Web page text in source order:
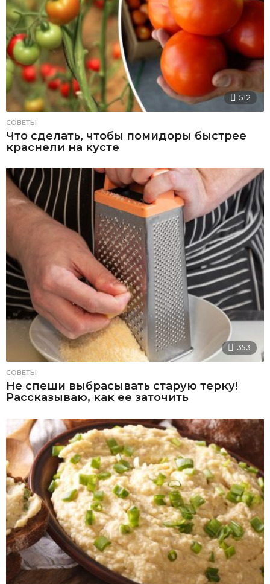
512
СОВЕТЫ
Что сделать, чтобы помидоры быстрее
краснели на кусте
353
СОВЕТЫ
Не спеши выбрасывать старую терку!
Рассказываю, как ее заточить